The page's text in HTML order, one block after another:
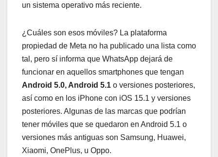
un sistema operativo más reciente.
¿Cuáles son esos móviles? La plataforma
propiedad de Meta no ha publicado una lista como
tal, pero sí informa que WhatsApp dejará de
funcionar en aquellos smartphones que tengan
Android 5.0, Android 5.1 o versiones posteriores,
así como en los iPhone con iOS 15.1 y versiones
posteriores. Algunas de las marcas que podrían
tener móviles que se quedaron en Android 5.1 o
versiones más antiguas son Samsung, Huawei,
Xiaomi, OnePlus, u Oppo.